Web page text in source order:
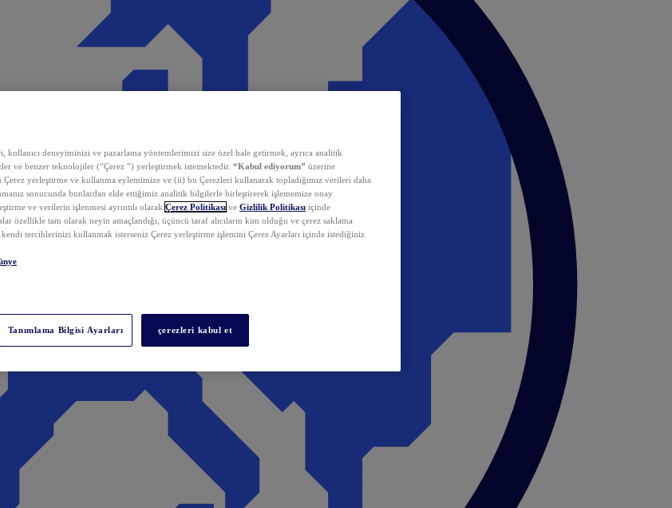
kullanıcı deneyiminizi ve pazarlama yöntemlerimizi size özel hale getirmek, ayrıca analitik
ve benzer teknolojiler (“Çerez ”) yerleştirmek istemektedir. “Kabul ediyorum” üzerine
Çerez yerleştirme ve kullanma eylemimize ve (ii) bu Çerezleri kullanarak topladığımız verileri daha
sonucunda bunlardan elde ettiğimiz analitik bilgilerle birleştirerek işlememize onay
ve verilerin işlenmesi ayrıntılı olarak Çerez Politikası ve Gizlilik Politikası içinde
özellikle tam olarak neyin amaçlandığı, üçüncü taraf alıcıların kim olduğu ve çerez saklama
kendi tercihlerinizi kullanmak isterseniz Çerez yerleştirme işlemini Çerez Ayarları içinde istediğiniz
Tanımlama Bilgisi Ayarları çerezleri kabul et